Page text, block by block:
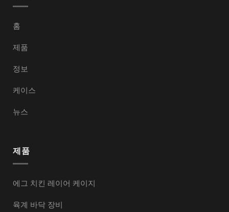
홈
제품
정보
케이스
뉴스
제품
에그 치킨 레이어 케이지
육계 바닥 장비